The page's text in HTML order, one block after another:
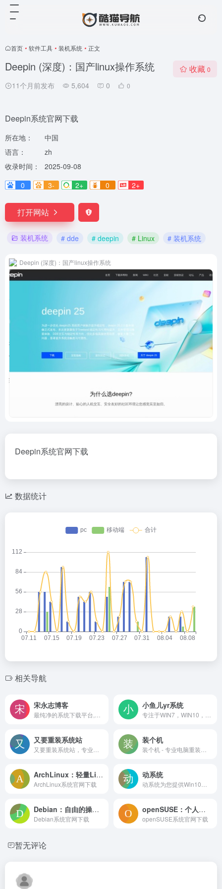
首页 • 软件工具 • 装机系统 • 正文
Deepin (深度)：国产linux操作系统
11个月前发布 5,604 0 0
收藏 0
Deepin系统官网下载
所在地：
中国
语言：
zh
收录时间：
2025-09-08
0
3- 2+ 0 2+
打开网站
装机系统 # dde # deepin # Linux # 装机系统
Deepin (深度)：国产linux操作系统
Deepin系统官网下载
数据统计
相关导航
宋永志博客 小鱼儿yr系统
又要重装系统站 装个机
ArchLinux：轻量Linux系统
ArchLinux系统官网下载
动系统
Debian：自由的操作系统(OS )
Debian系统官网下载
openSUSE：个人免费Linux系统
openSUSE系统官网下载
暂无评论